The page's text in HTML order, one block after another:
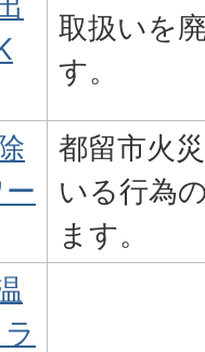
取扱いを
す。
都留市火
いる行為
ます。